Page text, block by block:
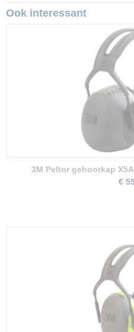
Ook interessant
3M Peltor gehoorkap
€